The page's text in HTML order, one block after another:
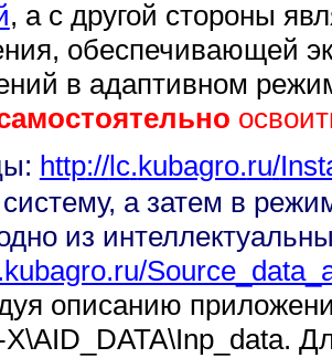
, а с другой стороны
обеспечивающей
в адаптивном
http://lc.kubagro.ru/
а затем в
из
описанию
X\AID_DATA\Inp_data.